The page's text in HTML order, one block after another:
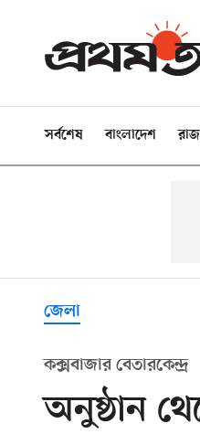
সর্বশেষ বাংলাদেশ
জেলা
কক্সবাজার বেতারকেন্দ্র
অনুষ্ঠান